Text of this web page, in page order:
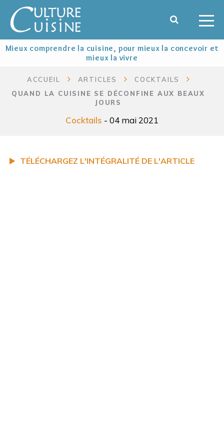
Mieux comprendre la cuisine, pour mieux la concevoir et
mieux la vivre
Cocktails - 04 mai 2021
ACCUEIL ARTICLES
COCKTAILS
QUAND LA CUISINE SE DÉCONFINE AUX BEAUX
JOURS
TÉLÉCHARGEZ L'INTÉGRALITÉ DE L'ARTICLE